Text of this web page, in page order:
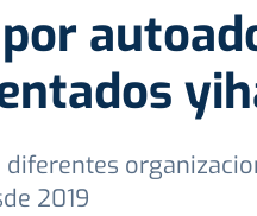
2019